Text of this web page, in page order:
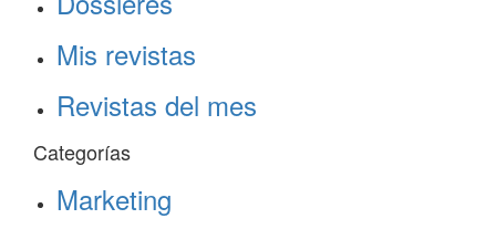
Mis revistas
Revistas del mes
Categorías
Marketing